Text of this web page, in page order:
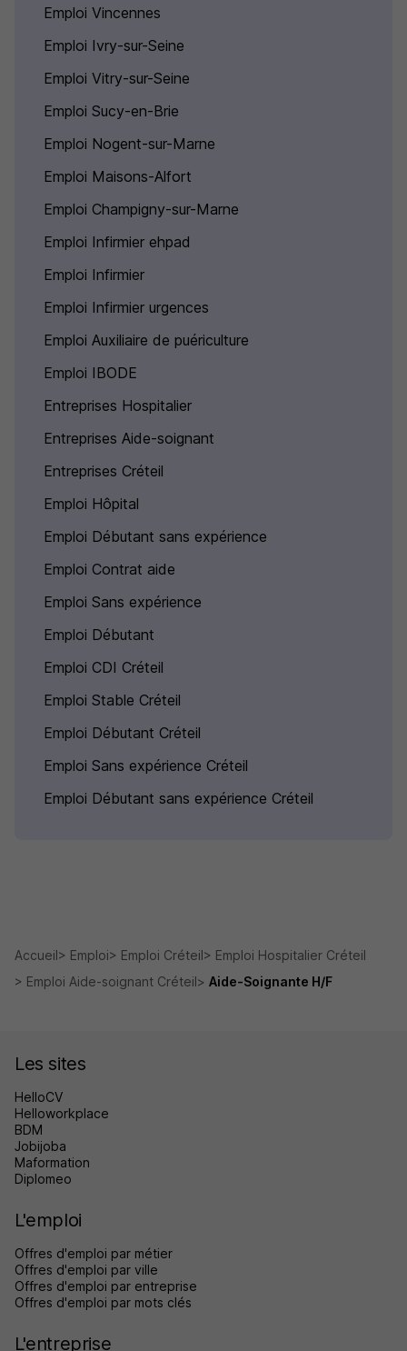
Emploi Vincennes
Emploi Ivry-sur-Seine
Emploi Vitry-sur-Seine
Emploi Sucy-en-Brie
Emploi Nogent-sur-Marne
Emploi Maisons-Alfort
Emploi Champigny-sur-Marne
Emploi Infirmier ehpad
Emploi Infirmier
Emploi Infirmier urgences
Emploi Auxiliaire de puériculture
Emploi IBODE
Entreprises Hospitalier
Entreprises Aide-soignant
Entreprises Créteil
Emploi Hôpital
Emploi Débutant sans expérience
Emploi Contrat aide
Emploi Sans expérience
Emploi Débutant
Emploi CDI Créteil
Emploi Stable Créteil
Emploi Débutant Créteil
Emploi Sans expérience Créteil
Emploi Débutant sans expérience Créteil
Accueil Emploi Emploi Créteil
Emploi Hospitalier Créteil
Emploi Aide-soignant Créteil
Aide-Soignante H/F
Les sites
HelloCV
Helloworkplace
BDM
Jobijoba
Maformation
Diplomeo
L'emploi
Offres d'emploi par métier
Offres d'emploi par ville
Offres d'emploi par entreprise
Offres d'emploi par mots clés
L'entreprise